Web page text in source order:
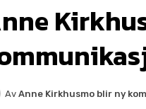
Av Anne Kirkhusmo blir ny